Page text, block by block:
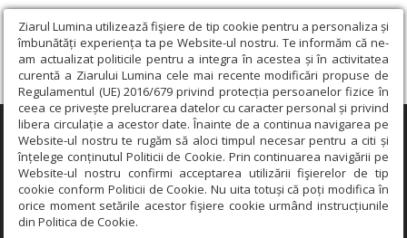
Ziarul Lumina utilizează fişiere de tip cookie pentru a personaliza și
îmbunătăți experiența ta pe Website-ul nostru. Te informăm că ne-
am actualizat politicile pentru a integra în acestea și în activitatea
curentă a Ziarului Lumina cele mai recente modificări propuse de
Regulamentul (UE) 2016/679 privind protecția persoanelor fizice în
ceea ce privește prelucrarea datelor cu caracter personal și privind
libera circulație a acestor date. Înainte de a continua navigarea pe
Website-ul nostru te rugăm să aloci timpul necesar pentru a citi și
înțelege conținutul Politicii de Cookie. Prin continuarea navigării pe
Website-ul nostru confirmi acceptarea utilizării fişierelor de tip
cookie conform Politicii de Cookie. Nu uita totuși că poți modifica în
orice moment setările acestor fişiere cookie urmând instrucțiunile
din Politica de Cookie.
×